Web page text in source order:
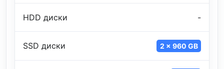
HDD диски -
SSD диски 2 x 960 GB